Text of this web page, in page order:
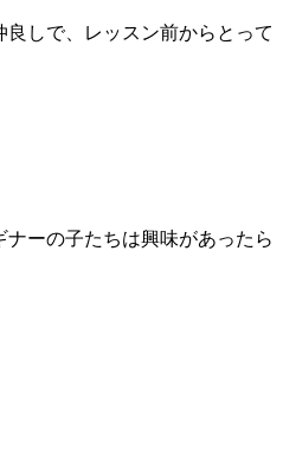
しで、レッスン前からとって
ナーの子たちは興味があったら